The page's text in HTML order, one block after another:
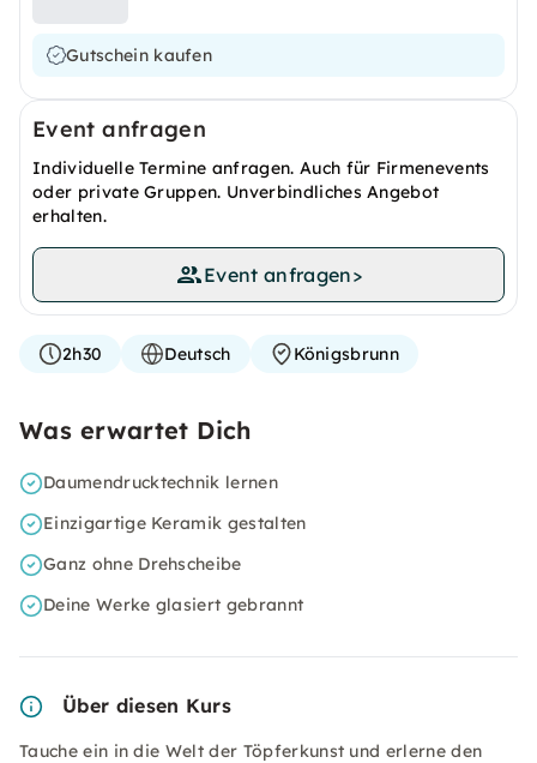
Gutschein kaufen
Event anfragen
Individuelle Termine anfragen. Auch für Firmenevents
oder private Gruppen. Unverbindliches Angebot
erhalten.
Event anfragen>
2h30 Deutsch Königsbrunn
Was erwartet Dich
Daumendrucktechnik lernen
Einzigartige Keramik gestalten
Ganz ohne Drehscheibe
Deine Werke glasiert gebrannt
Über diesen Kurs
Tauche ein in die Welt der Töpferkunst und erlerne den